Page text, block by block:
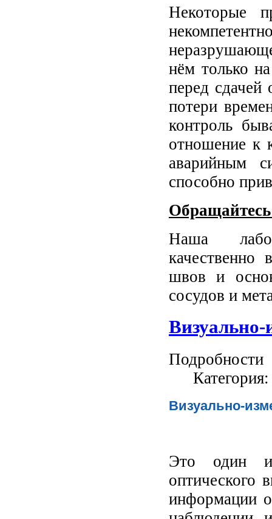
Некоторые
нём только
перед сдачей
потери
контроль
отношение к
аварийным
способно
Наша
качественно
швов и
сосудов и
Подробности
Визуально-
Это один
оптического
информации